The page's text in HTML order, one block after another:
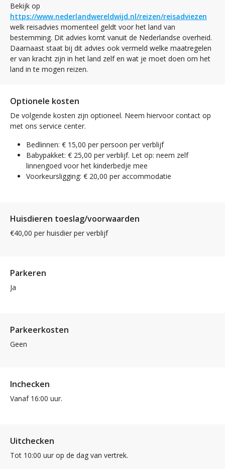
Bekijk op
https://www.nederlandwereldwijd.nl/reizen/reisadviezen
welk reisadvies momenteel geldt voor het land van
bestemming. Dit advies komt vanuit de Nederlandse overheid.
Daarnaast staat bij dit advies ook vermeld welke maatregelen
er van kracht zijn in het land zelf en wat je moet doen om het
land in te mogen reizen.
Optionele kosten
De volgende kosten zijn optioneel. Neem hiervoor contact op
met ons service center.
Bedlinnen: € 15,00 per persoon per verblijf
Babypakket: € 25,00 per verblijf. Let op: neem zelf
linnengoed voor het kinderbedje mee
Voorkeursligging: € 20,00 per accommodatie
Huisdieren toeslag/voorwaarden
€40,00 per huisdier per verblijf
Parkeren
Ja
Parkeerkosten
Geen
Inchecken
Vanaf 16:00 uur.
Uitchecken
Tot 10:00 uur op de dag van vertrek.